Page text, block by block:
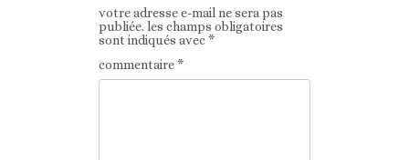
votre adresse e-mail ne sera pas
publiée. les champs obligatoires
sont indiqués avec*
commentaire*